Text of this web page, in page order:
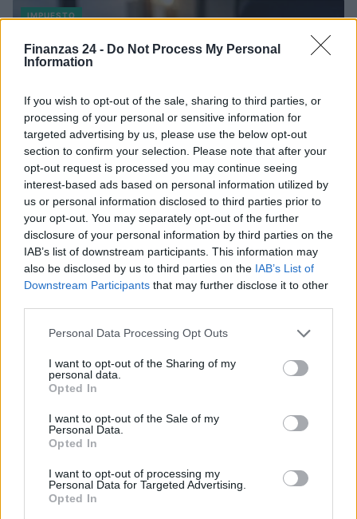
Finanzas 24 - Do Not Process My Personal
Information
If you wish to opt-out of the sale, sharing to third parties, or
processing of your personal or sensitive information for
targeted advertising by us, please use the below opt-out
section to confirm your selection. Please note that after your
opt-out request is processed you may continue seeing
interest-based ads based on personal information utilized by
us or personal information disclosed to third parties prior to
your opt-out. You may separately opt-out of the further
disclosure of your personal information by third parties on the
IAB’s list of downstream participants. This information may
also be disclosed by us to third parties on the IAB’s List of
Downstream Participants that may further disclose it to other
Please note that this website/app uses one or more Google
not limited to your visit or usage behaviour. You may click to
grant or deny consent to Google and its third-party tags to
use your data for below specified purposes in below Google
consent section.
Personal Data Processing Opt Outs
I want to opt-out of the Sharing of my
personal data.
Opted In
I want to opt-out of the Sale of my
Personal Data.
Opted In
I want to opt-out of processing my
Personal Data for Targeted Advertising.
Opted In
IMPUESTO
Tributación de criptoactivos y carteras bajo el impuesto a
grandes fortunas
Diego Martín · 2 Ago 2026
IMPUESTO